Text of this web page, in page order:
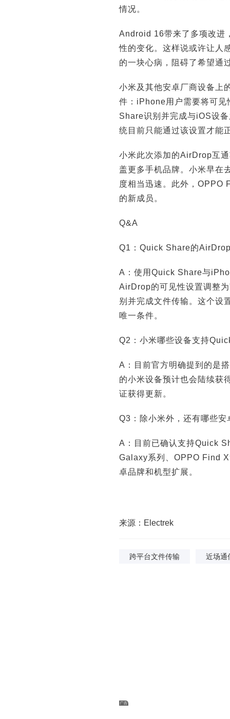
情况。
Android 16带来了多项改进
性的变化。这样说或许让人
的一块心病，阻碍了希望通
小米及其他安卓厂商设备上
件：iPhone用户需要将可
Share识别并完成与iOS设
统目前只能通过该设置才能
小米此次添加的AirDrop互
盖更多手机品牌。小米早在
度相当迅速。此外，
的新成员。
Q&A
Q1：Quick Share的
A：使用Quick Share与
AirDrop的可见性设置调整
别并完成文件传输。这个设
唯一条件。
Q2：小米哪些设备支持
A：目前官方明确提到的是
的小米设备预计也会陆续获
证获得更新。
Q3：除小米外，还有哪些
A：目前已确认支持Quick
Galaxy系列、OPPO Find
卓品牌和机型扩展。
来源：Electrek
跨平台文件传输 近场通